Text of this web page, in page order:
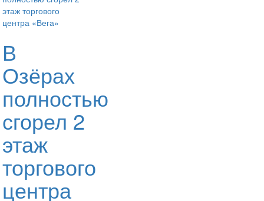
В
Озёрах
полностью
сгорел 2
этаж
торгового
центра